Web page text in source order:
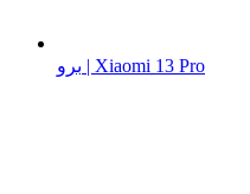
برو | Xiaomi 13 Pro